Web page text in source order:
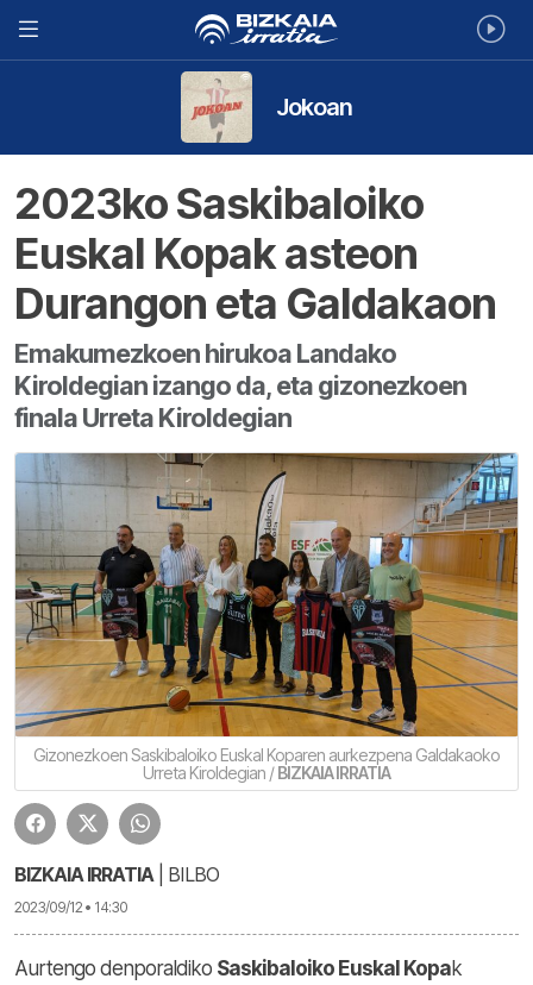
Jokoan
2023ko Saskibaloiko
Euskal Kopak asteon
Durangon eta Galdakaon
Emakumezkoen hirukoa Landako
Kiroldegian izango da, eta gizonezkoen
finala Urreta Kiroldegian
Gizonezkoen Saskibaloiko Euskal Koparen aurkezpena Galdakaoko
Urreta Kiroldegian /BIZKAIA IRRATIA
BIZKAIA IRRATIA | BILBO
2023/09/12 • 14:30
Aurtengo denporaldiko Saskibaloiko Euskal Kopak